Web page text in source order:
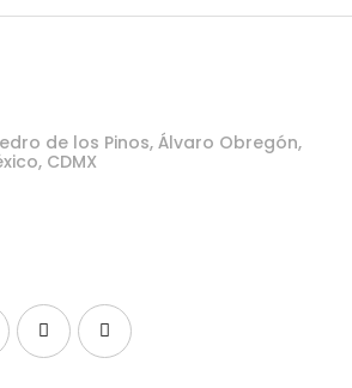
de los Pinos, Álvaro Obregón,
CDMX